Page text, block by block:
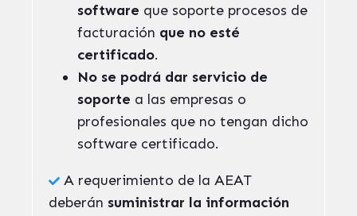
software que soporte procesos de
facturación que no esté
certificado.
No se podrá dar servicio de
soporte a las empresas o
profesionales que no tengan dicho
software certificado.
A requerimiento de la AEAT
deberán suministrar la información